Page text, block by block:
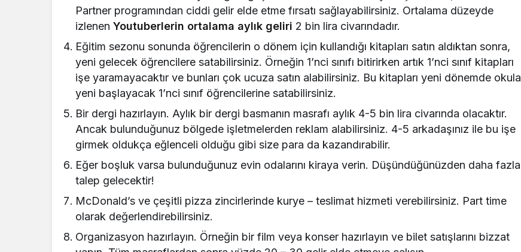
Partner programından ciddi gelir elde etme fırsatı sağlayabilirsiniz. Ortalama düzeyde
izlenenYoutuberlerin ortalama aylık geliri 2 bin lira civarındadır.
Eğitim sezonu sonunda öğrencilerin o dönem için kullandığı kitapları satın aldıktan sonra,
yeni gelecek öğrencilere satabilirsiniz. Örneğin 1’nci sınıfı bitirirken artık 1’nci sınıf kitapları
işe yaramayacaktır ve bunları çok ucuza satın alabilirsiniz. Bu kitapları yeni dönemde okula
yeni başlayacak 1’nci sınıf öğrencilerine satabilirsiniz.
Bir dergi hazırlayın. Aylık bir dergi basmanın masrafı aylık 4-5 bin lira civarında olacaktır.
Ancak bulunduğunuz bölgede işletmelerden reklam alabilirsiniz. 4-5 arkadaşınız ile bu işe
girmek oldukça eğlenceli olduğu gibi size para da kazandırabilir.
Eğer boşluk varsa bulunduğunuz evin odalarını kiraya verin. Düşündüğünüzden daha fazla
talep gelecektir!
McDonald’s ve çeşitli pizza zincirlerinde kurye – teslimat hizmeti verebilirsiniz. Part time
olarak değerlendirebilirsiniz.
Organizasyon hazırlayın. Örneğin bir film veya konser hazırlayın ve bilet satışlarını bizzat